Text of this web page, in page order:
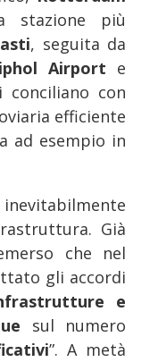
stazione più
, seguita da
Airport e
con
efficiente
ad esempio in
Già
che nel
gli accordi
e
sul numero
”. A metà